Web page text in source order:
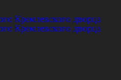
Кремлевского дворца
Кремлевского дворца